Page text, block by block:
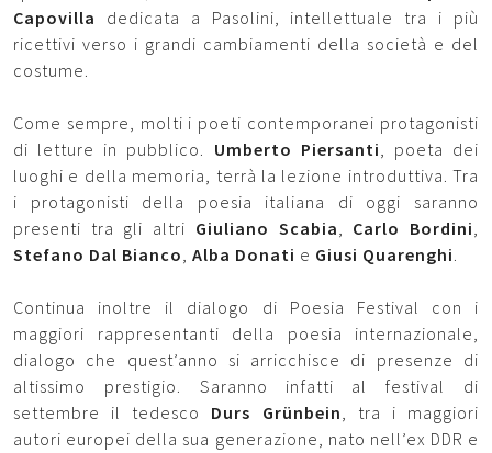
Capovilla dedicata a Pasolini, intellettuale tra i più
ricettivi verso i grandi cambiamenti della società e del
costume.
Come sempre, molti i poeti contemporanei protagonisti
di letture in pubblico. Umberto Piersanti, poeta dei
luoghi e della memoria, terrà la lezione introduttiva. Tra
i protagonisti della poesia italiana di oggi saranno
presenti tra gli altri Giuliano Scabia, Carlo Bordini,
Stefano Dal Bianco, Alba Donati e Giusi Quarenghi.
Continua inoltre il dialogo di Poesia Festival con i
maggiori rappresentanti della poesia internazionale,
dialogo che quest’anno si arricchisce di presenze di
altissimo prestigio. Saranno infatti al festival di
settembre il tedesco Durs Grünbein, tra i maggiori
autori europei della sua generazione, nato nell’ex DDR e